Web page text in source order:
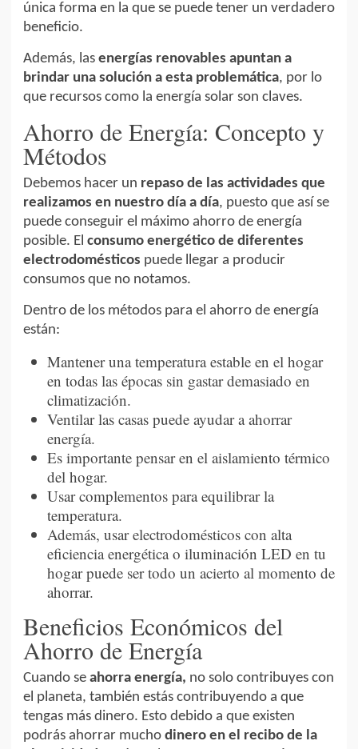
única forma en la que se puede tener un verdadero
beneficio.
Además, las energías renovables apuntan a
brindar una solución a esta problemática, por lo
que recursos como la energía solar son claves.
Ahorro de Energía: Concepto y
Métodos
Debemos hacer un repaso de las actividades que
realizamos en nuestro día a día, puesto que así se
puede conseguir el máximo ahorro de energía
posible. El consumo energético de diferentes
electrodomésticos puede llegar a producir
consumos que no notamos.
Dentro de los métodos para el ahorro de energía
están:
Mantener una temperatura estable en el hogar
en todas las épocas sin gastar demasiado en
climatización.
Ventilar las casas puede ayudar a ahorrar
energía.
Es importante pensar en el aislamiento térmico
del hogar.
Usar complementos para equilibrar la
temperatura.
Además, usar electrodomésticos con alta
eficiencia energética o iluminación LED en tu
hogar puede ser todo un acierto al momento de
ahorrar.
Beneficios Económicos del
Ahorro de Energía
Cuando se ahorra energía, no solo contribuyes con
el planeta, también estás contribuyendo a que
tengas más dinero. Esto debido a que existen
podrás ahorrar mucho dinero en el recibo de la